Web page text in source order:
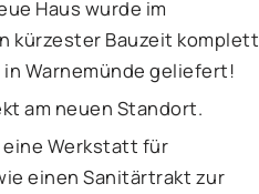
Haus wurde im
kürzester Bauzeit komplett
Warnemünde geliefert!
am neuen Standort.
eine Werkstatt für
einen Sanitärtrakt zur